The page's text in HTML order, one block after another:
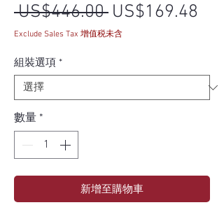
US$446.00 一般價格
US$169.48
Exclude Sales Tax 增值税未含
組裝選項 *
數量 *
新增至購物車